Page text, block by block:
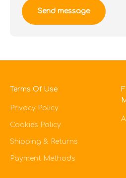
Send message
Terms Of Use
Privacy Policy
Cookies Policy
Shipping & Returns
Payment Methods